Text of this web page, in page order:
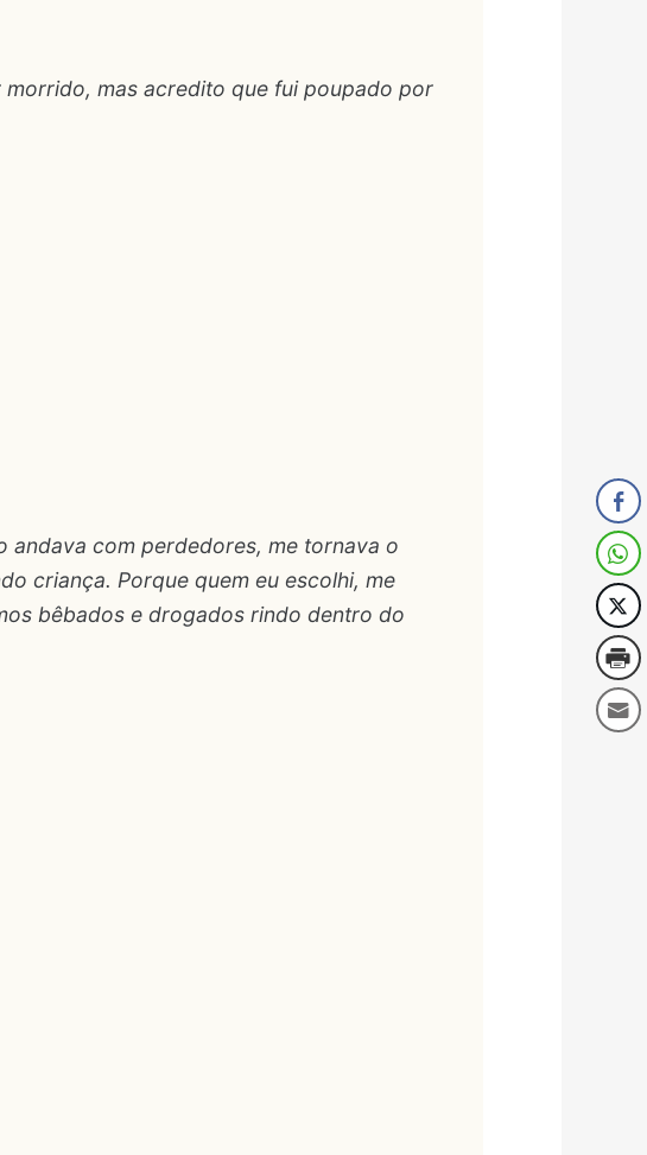
mas acredito que fui poupado por
andava com perdedores, me tornava o
criança. Porque quem eu escolhi, me
bêbados e drogados rindo dentro do